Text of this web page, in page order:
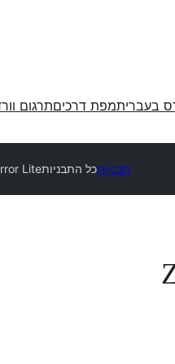
בעבריתמפת דרכיםתרגום
תבניותכל התבניותLite